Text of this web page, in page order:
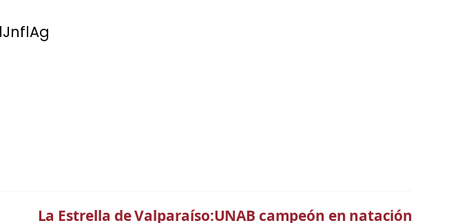
La Estrella de Valparaíso:UNAB campeón en natación